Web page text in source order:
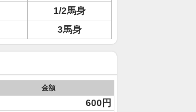
1/2馬身
3馬身
金額
600円